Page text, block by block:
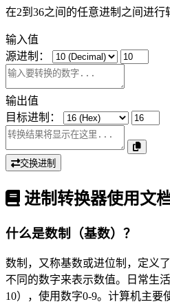
在2到36之间的任意进制之间进行
输入值
源进制：
输出值
目标进制：
交换进制
进制转换器使用文
什么是数制（基数）？
数制，又称基数或进位制，定义
不同的数字来表示数值。日常生
10），使用数字0-9。计算机主要